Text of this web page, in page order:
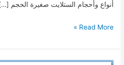
أنواع وأحجام الستلايت صغيرة الحجم
تركيب
في
Read More »